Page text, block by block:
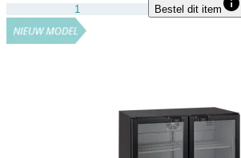
Bestel dit item